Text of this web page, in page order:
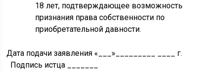
18 лет, подтверждающее возможность
признания права собственности по
приобретательной давности.
Дата подачи заявления «___»_________ ____ г.
Подпись истца _______